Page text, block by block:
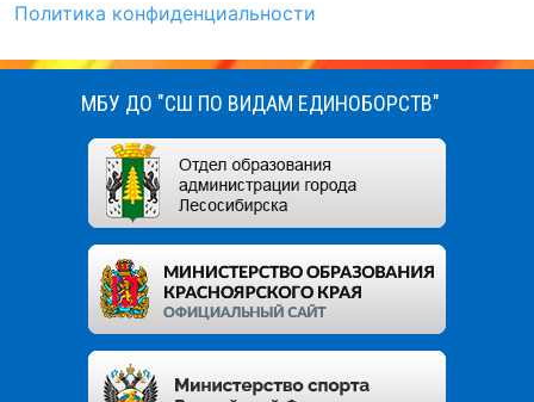
Политика конфиденциальности
МБУ ДО "СШ ПО ВИДАМ ЕДИНОБОРСТВ"